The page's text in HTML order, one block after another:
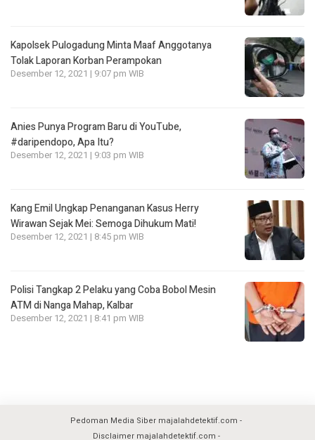
Kapolsek Pulogadung Minta Maaf Anggotanya
Tolak Laporan Korban Perampokan
Desember 12, 2021 | 9:07 pm WIB
Anies Punya Program Baru di YouTube,
#daripendopo, Apa Itu?
Desember 12, 2021 | 9:03 pm WIB
Kang Emil Ungkap Penanganan Kasus Herry
Wirawan Sejak Mei: Semoga Dihukum Mati!
Desember 12, 2021 | 8:45 pm WIB
Polisi Tangkap 2 Pelaku yang Coba Bobol Mesin
ATM di Nanga Mahap, Kalbar
Desember 12, 2021 | 8:41 pm WIB
Pedoman Media Siber majalahdetektif.com
Disclaimer majalahdetektif.com